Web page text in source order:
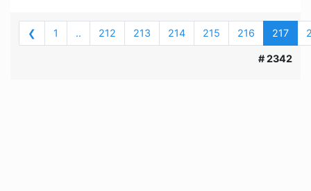
❮ 1 .. 212 213 214 215 216 217
# 2342